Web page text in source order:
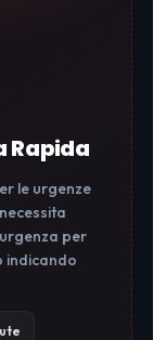
Rapida
le urgenze
per
indicando